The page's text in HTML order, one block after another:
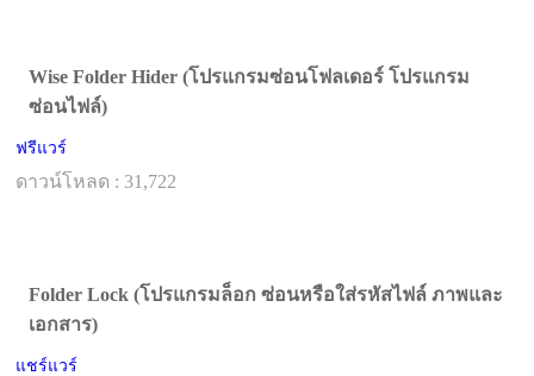
Wise Folder Hider (โปรแกรมซ่อนโฟลเดอร์ โปรแกรม
ซ่อนไฟล์)
ฟรีแวร์
ดาวน์โหลด : 31,722
Folder Lock (โปรแกรมล็อก ซ่อนหรือใส่รหัสไฟล์ ภาพและ
เอกสาร)
แชร์แวร์